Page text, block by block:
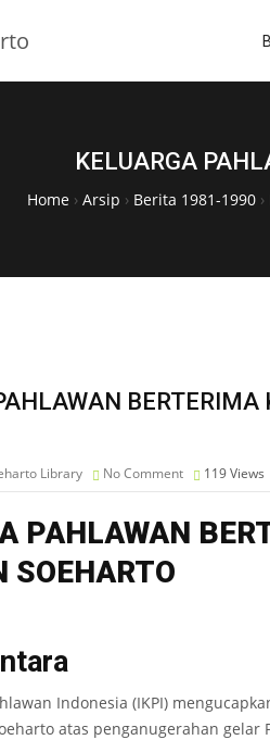
KELUARGA
Home› Arsip › Berita 1981-1990›
BERTERIMA
Library No Comment 119Views
PAHLAWAN
SOEHARTO
Indonesia (IKPI)
atas penganugerahan